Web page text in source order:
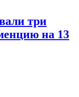
три
на 13